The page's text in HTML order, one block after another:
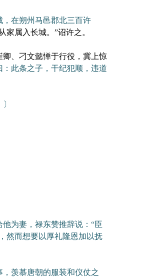
，在朔州马邑郡北三百许
属入长城。”诏许之。
卿、刁文懿惮于行役，冀上惊
此条之子，干纪犯顺，违道
为妻，禄东赞推辞说：“臣
然而想要以厚礼隆恩加以抚
羡慕唐朝的服装和仪仗之